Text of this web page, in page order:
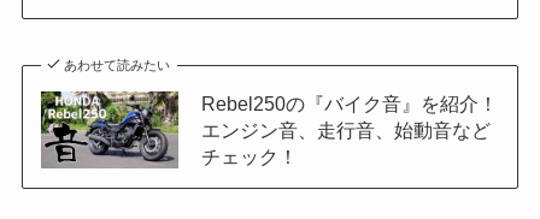
あわせて読みたい
Rebel250の『バイク音』を紹介！
エンジン音、走行音、始動音など
チェック！